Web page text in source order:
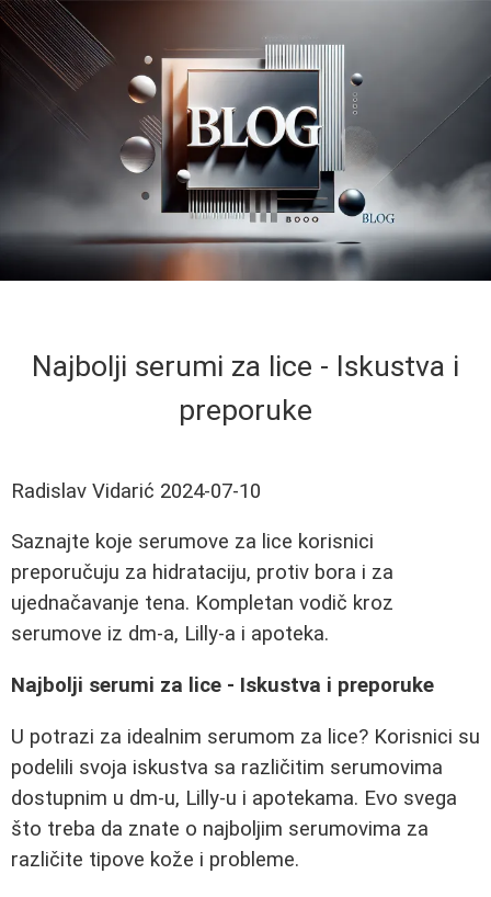
Najbolji serumi za lice - Iskustva i
preporuke
Radislav Vidarić 2024-07-10
Saznajte koje serumove za lice korisnici
preporučuju za hidrataciju, protiv bora i za
ujednačavanje tena. Kompletan vodič kroz
serumove iz dm-a, Lilly-a i apoteka.
Najbolji serumi za lice - Iskustva i preporuke
U potrazi za idealnim serumom za lice? Korisnici su
podelili svoja iskustva sa različitim serumovima
dostupnim u dm-u, Lilly-u i apotekama. Evo svega
što treba da znate o najboljim serumovima za
različite tipove kože i probleme.